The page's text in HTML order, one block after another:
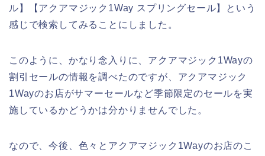
ル】【アクアマジック1Way スプリングセール】という
感じで検索してみることにしました。
このように、かなり念入りに、アクアマジック1Wayの
割引セールの情報を調べたのですが、アクアマジック
1Wayのお店がサマーセールなど季節限定のセールを実
施しているかどうかは分かりませんでした。
なので、今後、色々とアクアマジック1Wayのお店のこ